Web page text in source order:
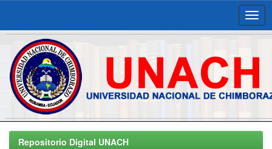
Skip
navigationRepositorio Digital UNACH